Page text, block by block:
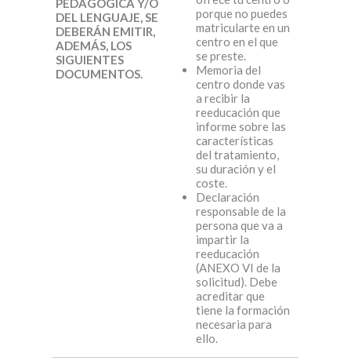
PEDAGÓGICA Y/O
DEL LENGUAJE, SE
DEBERÁN EMITIR,
ADEMÁS, LOS
SIGUIENTES
DOCUMENTOS.
porque no puedes
matricularte en un
centro en el que
se preste.
Memoria del
centro donde vas
a recibir la
reeducación que
informe sobre las
características
del tratamiento,
su duración y el
coste.
Declaración
responsable de la
persona que va a
impartir la
reeducación
(ANEXO VI de la
solicitud). Debe
acreditar que
tiene la formación
necesaria para
ello.